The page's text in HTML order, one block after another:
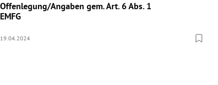
Offenlegung/Angaben gem. Art. 6 Abs. 1
EMFG
19.04.2024